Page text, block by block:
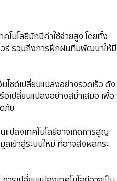
คโนโลยีมักมีค่าใช้จ่ายสูง โดยทั้ง
วร์ รวมถึงการฝึกฝนทีมพัฒนาให้มี
บไซต์เปลี่ยนแปลงอย่างรวดเร็ว ดัง
เปลี่ยนแปลงอย่างสม่ำเสมอ เพื่อ
ภัย
แปลงเทคโนโลยีอาจเกิดการสูญ
เข้าสู่ระบบใหม่ ที่อาจส่งผลกระ
ารเปลี่ยนแปลงเทคโนโลยีอาจเป็น